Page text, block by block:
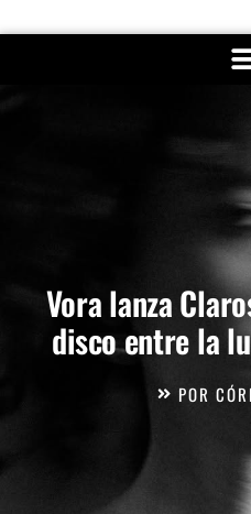
Vora lanza
disco entre la
POR